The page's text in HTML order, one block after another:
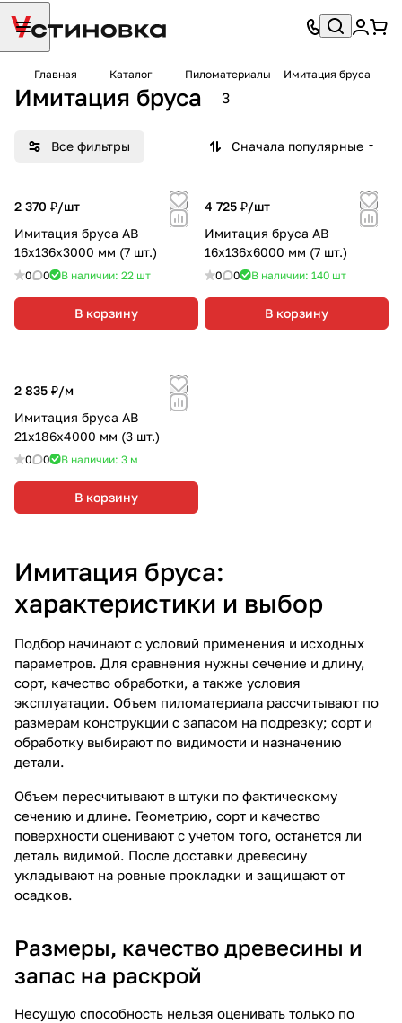
Главная Каталог Пиломатериалы Имитация бруса
Имитация бруса 3
Все фильтры Сначала популярные
2 370 ₽/шт
Имитация бруса АВ
16х136х3000 мм (7 шт.)
0 0 В наличии: 22 шт
В корзину
4 725 ₽/шт
Имитация бруса АВ
16х136х6000 мм (7 шт.)
0 0 В наличии: 140 шт
В корзину
2 835 ₽/м
Имитация бруса АВ
21х186х4000 мм (3 шт.)
0 0 В наличии: 3 м
В корзину
Имитация бруса:
характеристики и выбор
Подбор начинают с условий применения и исходных
параметров. Для сравнения нужны сечение и длину,
сорт, качество обработки, а также условия
эксплуатации. Объем пиломатериала рассчитывают по
размерам конструкции с запасом на подрезку; сорт и
обработку выбирают по видимости и назначению
детали.
Объем пересчитывают в штуки по фактическому
сечению и длине. Геометрию, сорт и качество
поверхности оценивают с учетом того, останется ли
деталь видимой. После доставки древесину
укладывают на ровные прокладки и защищают от
осадков.
Размеры, качество древесины и
запас на раскрой
Несущую способность нельзя оценивать только по